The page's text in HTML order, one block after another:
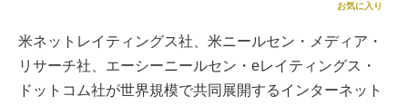
お気に入り
米ネットレイティングス社、米ニールセン・メディア・
リサーチ社、エーシーニールセン・eレイティングス・
ドットコム社が世界規模で共同展開するインターネット